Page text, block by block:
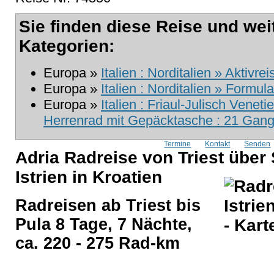
Sie finden diese Reise und
Kategorien:
Europa » Italien : Norditalien »
Europa » Italien : Norditalien »
Europa » Italien : Friaul-Julisch
Herrenrad mit Gepäcktasche : 21
Termine Kontakt Senden
Adria Radreise von Triest über
Istrien in Kroatien
Radreisen ab Triest bis
Pula 8 Tage, 7 Nächte,
ca. 220 - 275 Rad-km